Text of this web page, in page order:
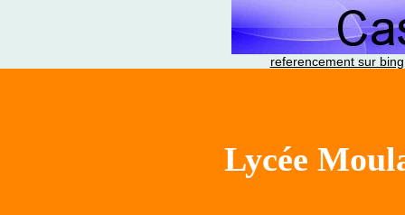
referencement sur bing
Lycée